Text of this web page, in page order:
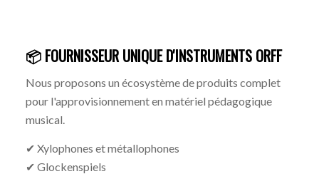
📦 FOURNISSEUR UNIQUE D'INSTRUMENTS ORFF
Nous proposons un écosystème de produits complet
pour l'approvisionnement en matériel pédagogique
musical.
✔ Xylophones et métallophones
✔ Glockenspiels